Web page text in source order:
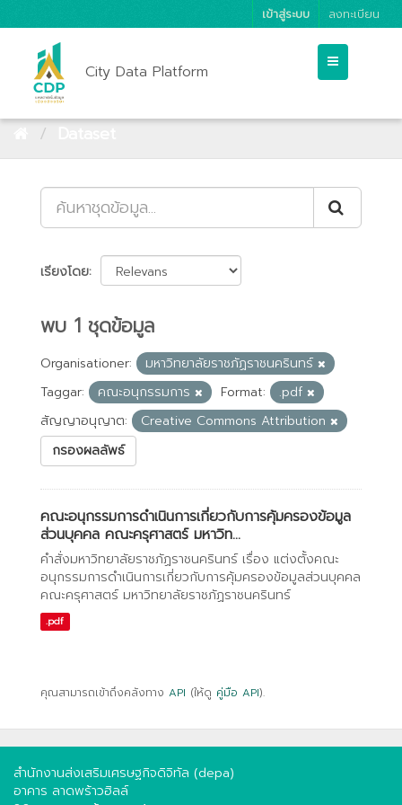
เข้าสู่ระบบ ลงทะเบียน
City Data Platform
เรียงโดย
พบ 1 ชุดข้อมูล
Organisationer:
มหาวิทยาลัยราชภัฏราชนครินทร์
Taggar:
คณะอนุกรรมการ Format:
.pdf
สัญญาอนุญาต:
Creative Commons Attribution
กรองผลลัพธ์
คณะอนุกรรมการดำเนินการเกี่ยวกับการคุ้มครองข้อมูล
ส่วนบุคคล คณะครุศาสตร์ มหาวิท...
คำสั่งมหาวิทยาลัยราชภัฏราชนครินทร์ เรื่อง แต่งตั้งคณะ
อนุกรรมการดำเนินการเกี่ยวกับการคุ้มครองข้อมูลส่วนบุคคล
คณะครุศาสตร์ มหาวิทยาลัยราชภัฏราชนครินทร์
.pdf
คุณสามารถเข้าถึงคลังทาง API (ให้ดู คู่มือ API).
สำนักงานส่งเสริมเศรษฐกิจดิจิทัล (depa)
อาคาร ลาดพร้าวฮิลล์